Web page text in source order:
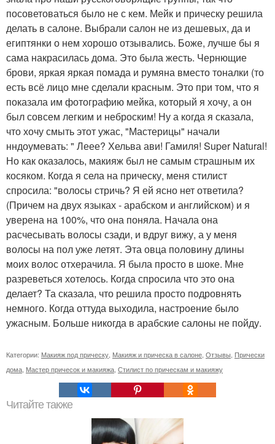
посоветоваться было не с кем. Мейк и прическу решила
делать в салоне. Выбрали салон не из дешевых, да и
египтянки о нем хорошо отзывались. Боже, лучше бы я
сама накрасилась дома. Это была жесть. Чернющие
брови, яркая яркая помада и румяна вместо тоналки (то
есть всё лицо мне сделали красным. Это при том, что я
показала им фотографию мейка, который я хочу, а он
был совсем легким и неброским! Ну а когда я сказала,
что хочу смыть этот ужас, "Мастерицы" начали
нндоумевать: " Леее? Хельва ави! Гамиля! Super Natural!
Но как оказалось, макияж был не самым страшным их
косяком. Когда я села на прическу, меня стилист
спросила: "волосы стричь? Я ей ясно нет ответила?
(Причем на двух языках - арабском и английском) и я
уверена на 100%, что она поняла. Начала она
расчесывать волосы сзади, и вдруг вижу, а у меня
волосы на пол уже летят. Эта овца половину длины
моих волос отхерачила. Я была просто в шоке. Мне
разреветься хотелось. Когда спросила что это она
делает? Та сказала, что решила просто подровнять
немного. Когда оттуда выходила, настроение было
ужасным. Больше никогда в арабские салоны не пойду.
Категории: Макияж под прическу Макияж и прическа в салоне Отзывы Прически
дома Мастер причесок и макияжа Стилист по прическам и макияжу
Читайте также